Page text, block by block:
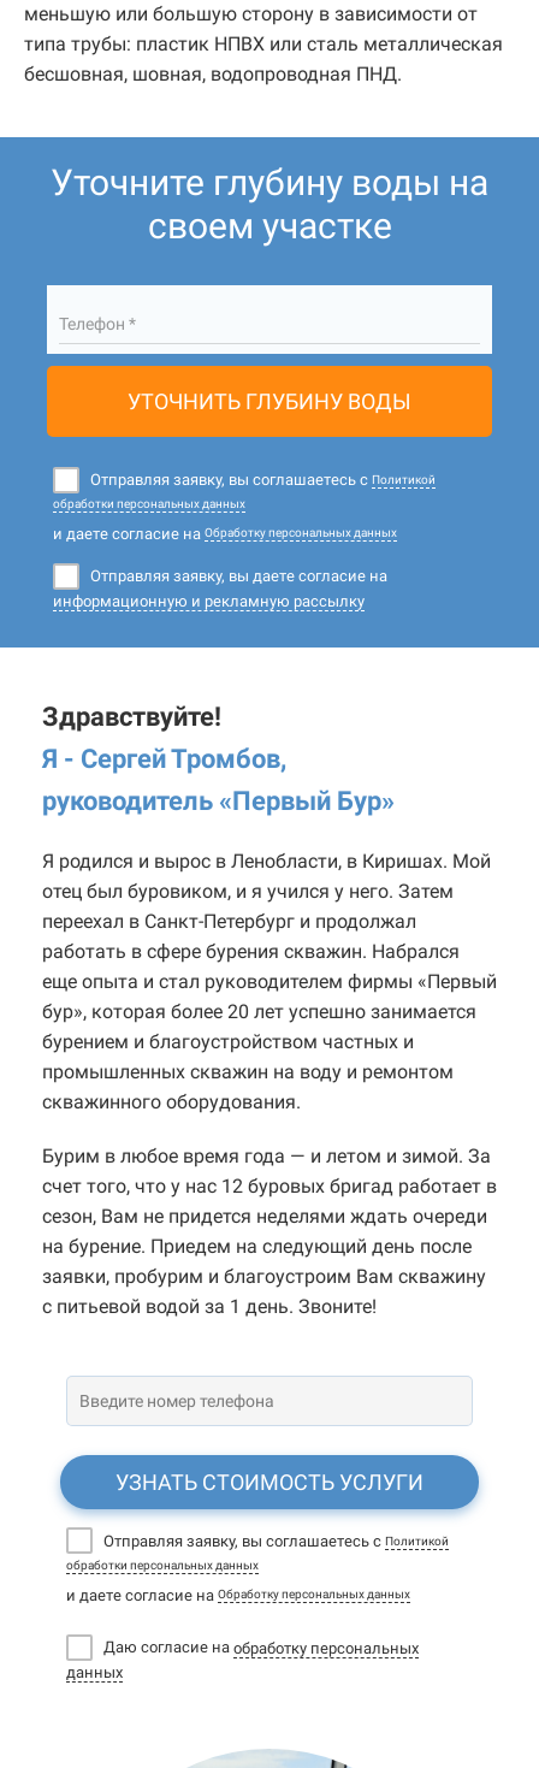
меньшую или большую сторону в зависимости от
типа трубы: пластик НПВХ или сталь металлическая
бесшовная, шовная, водопроводная ПНД.
Уточните глубину воды на
своем участке
Телефон *
УТОЧНИТЬ ГЛУБИНУ ВОДЫ
Отправляя заявку, вы соглашаетесь с Политикой
обработки персональных данных
и даете согласие на Обработку персональных данных
Отправляя заявку, вы даете согласие на
информационную и рекламную рассылку
Здравствуйте!
Я - Сергей Тромбов,
руководитель «Первый Бур»
Я родился и вырос в Ленобласти, в Киришах. Мой
отец был буровиком, и я учился у него. Затем
переехал в Санкт-Петербург и продолжал
работать в сфере бурения скважин. Набрался
еще опыта и стал руководителем фирмы «Первый
бур», которая более 20 лет успешно занимается
бурением и благоустройством частных и
промышленных скважин на воду и ремонтом
скважинного оборудования.
Бурим в любое время года — и летом и зимой. За
счет того, что у нас 12 буровых бригад работает в
сезон, Вам не придется неделями ждать очереди
на бурение. Приедем на следующий день после
заявки, пробурим и благоустроим Вам скважину
с питьевой водой за 1 день. Звоните!
УЗНАТЬ СТОИМОСТЬ УСЛУГИ
Отправляя заявку, вы соглашаетесь с Политикой
обработки персональных данных
и даете согласие на Обработку персональных данных
Даю согласие на обработку персональных
данных